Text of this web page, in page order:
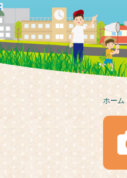
ホーム